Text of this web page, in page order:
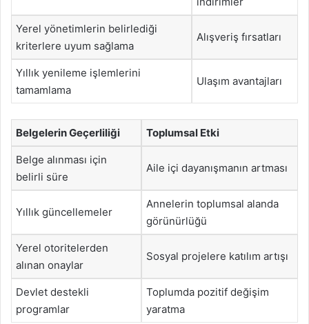
Yerel yönetimlerin belirlediği
kriterlere uyum sağlama
Alışveriş fırsatları
Yıllık yenileme işlemlerini
tamamlama
Ulaşım avantajları
Belgelerin Geçerliliği Toplumsal Etki
Belge alınması için
belirli süre
Aile içi dayanışmanın artması
Yıllık güncellemeler
Annelerin toplumsal alanda
görünürlüğü
Yerel otoritelerden
alınan onaylar
Sosyal projelere katılım artışı
Devlet destekli
programlar
Toplumda pozitif değişim
yaratma